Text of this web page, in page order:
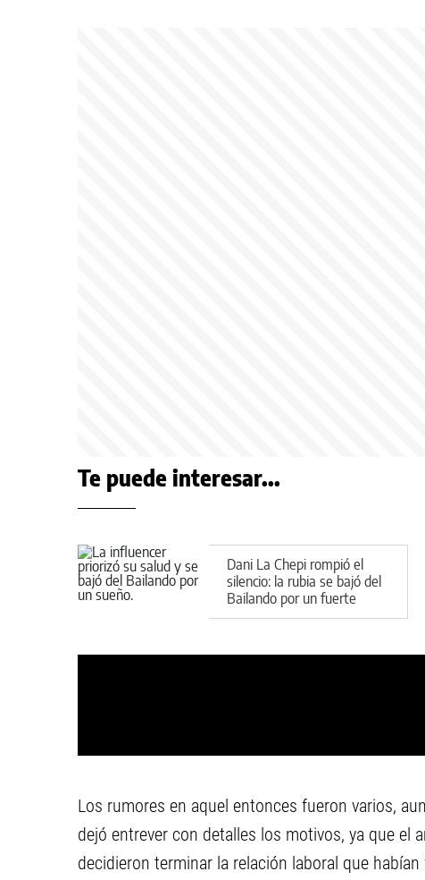
Te puede interesar...
Dani La Chepi rompió el
silencio: la rubia se bajó del
Bailando por un fuerte
trastorno
Los rumores en aquel entonces fueron varios,
dejó entrever con detalles los motivos, ya que el
decidieron terminar la relación laboral que